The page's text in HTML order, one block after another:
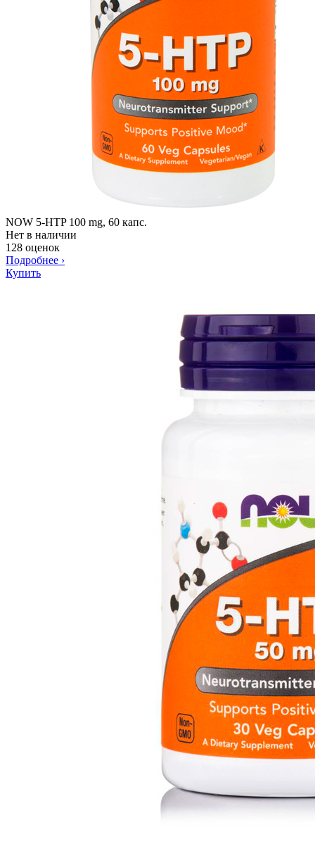
NOW 5-HTP 100 mg, 60 капс.
Нет в наличии
128 оценок
Подробнее ›
Купить